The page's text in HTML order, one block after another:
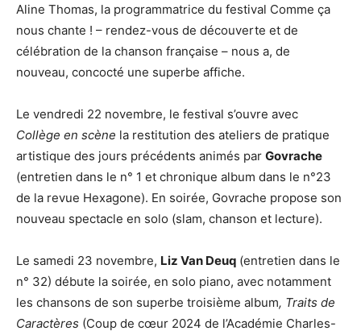
Aline Thomas, la programmatrice du festival Comme ça
nous chante ! – rendez-vous de découverte et de
célébration de la chanson française – nous a, de
nouveau, concocté une superbe affiche.
Le vendredi 22 novembre, le festival s’ouvre avec
Collège en scène la restitution des ateliers de pratique
artistique des jours précédents animés par Govrache
(entretien dans le n° 1 et chronique album dans le n°23
de la revue Hexagone). En soirée, Govrache propose son
nouveau spectacle en solo (slam, chanson et lecture).
Le samedi 23 novembre, Liz Van Deuq (entretien dans le
n° 32) débute la soirée, en solo piano, avec notamment
les chansons de son superbe troisième album, Traits de
Caractères (Coup de cœur 2024 de l’Académie Charles-